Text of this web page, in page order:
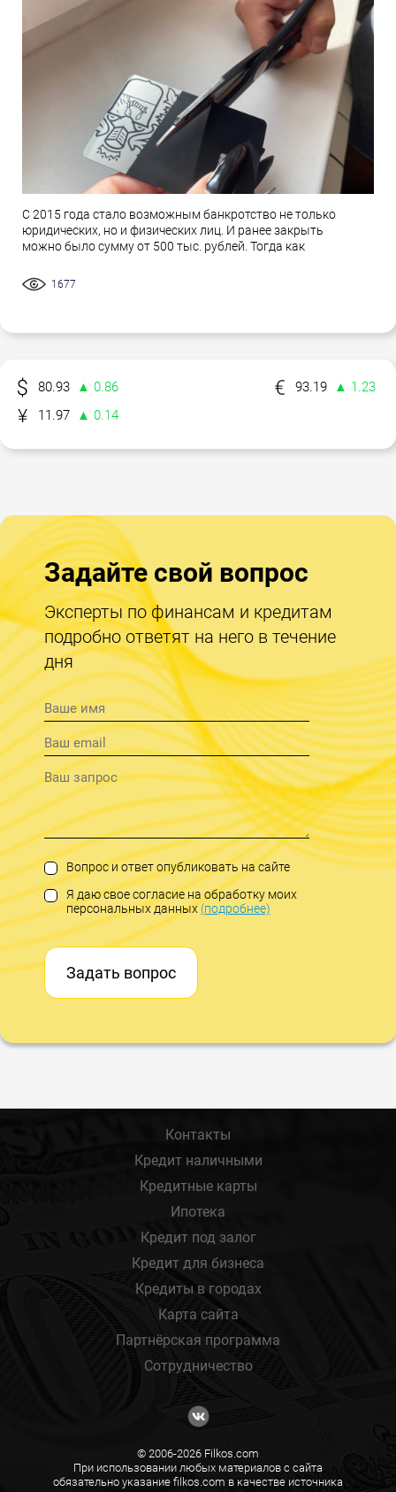
С 2015 года стало возможным банкротство не только
юридических, но и физических лиц. И ранее закрыть
можно было сумму от 500 тыс. рублей. Тогда как
1677
80.93 ▲ 0.86 93.19
▲ 1.23
11.97
▲ 0.14
Задайте свой вопрос
Эксперты по финансам и кредитам
подробно ответят на него в течение
дня
Вопрос и ответ опубликовать на сайте
Я даю свое согласие на обработку моих
персональных данных(подробнее)
Задать вопрос
Контакты
Кредит наличными
Кредитные карты
Ипотека
Кредит под залог
Кредит для бизнеса
Кредиты в городах
Карта сайта
Партнёрская программа
Сотрудничество
© 2006-2026 Filkos.com
При использовании любых материалов с сайта
обязательно указание filkos.com в качестве источника